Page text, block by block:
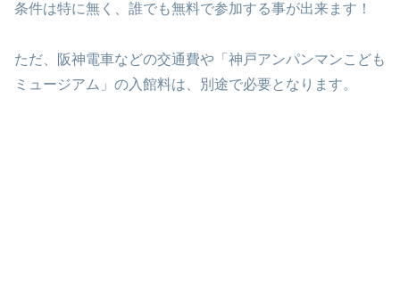
条件は特に無く、誰でも無料で参加する事が出来ます！
ただ、阪神電車などの交通費や「神戸アンパンマンこども
ミュージアム」の入館料は、別途で必要となります。